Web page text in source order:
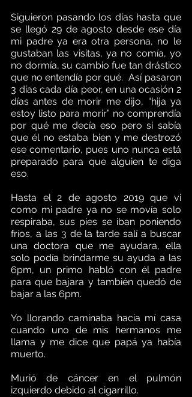
Siguieron pasando los días hasta que
se llegó 29 de agosto desde ese día
mi padre ya era otra persona, no le
gustaban las visitas, ya no comía, yo
no dormía, su cambio fue tan drástico
que no entendía por qué.  Así pasaron
3 días cada día peor, en una ocasión 2
días antes de morir me dijo, “hija ya
estoy listo para morir” no comprendía
por qué me decía eso pero si sabía
que él no estaba bien y me destrozó
ese comentario, pues uno nunca está
preparado para que alguien te diga
eso.
Hasta el 2 de agosto 2019 que vi
como mi padre ya no se movía solo
respiraba, sus pies se iban poniendo
fríos, a las 3 de la tarde salí a buscar
una doctora que me ayudara, ella
solo podía brindarme su ayuda a las
6pm, un primo habló con él padre
para que bajara y también quedó de
bajar a las 6pm.
Yo llorando caminaba hacia mí casa
cuando uno de mis hermanos me
llama y me dice que papá ya había
muerto.
Murió de cáncer en el pulmón
izquierdo debido al cigarrillo.